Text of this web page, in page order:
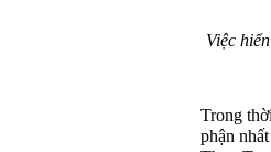
Việc
Trong
phận